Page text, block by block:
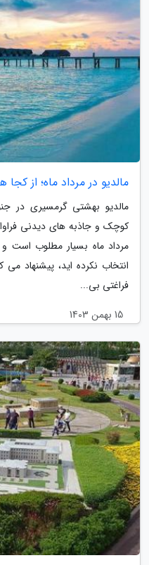
مالدیو در مرداد ماه؛ از کجا
کوچک و جاذبه های دیدنی
مرداد ماه بسیار مطلوب است و
انتخاب نکرده اید، پیشنهاد
فراغتی بی...
15 بهمن 1403